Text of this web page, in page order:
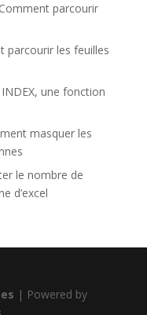
parcourir
parcourir les feuilles
INDEX, une fonction
masquer les
le nombre de
d’excel
| Powered by